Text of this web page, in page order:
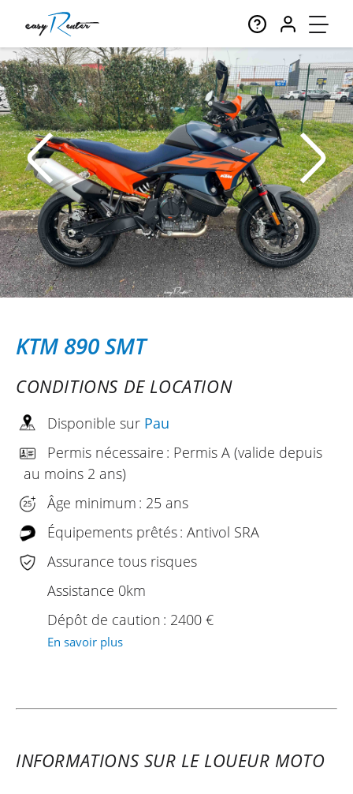
KTM 890 SMT
CONDITIONS DE LOCATION
Disponible sur Pau
Permis nécessaire : Permis A (valide depuis
au moins 2 ans)
Âge minimum : 25 ans
Équipements prêtés : Antivol SRA
Assurance tous risques
Assistance 0km
Dépôt de caution : 2400 €
En savoir plus
INFORMATIONS SUR LE LOUEUR MOTO